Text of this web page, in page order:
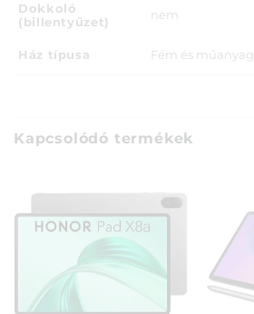
Dokkoló
(billentyűzet)
nem
Ház típusa Fém és műanyag
Kapcsolódó termékek